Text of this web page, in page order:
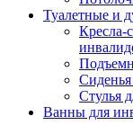
Туалетные и
Кресла-
Стулья
Ванны для